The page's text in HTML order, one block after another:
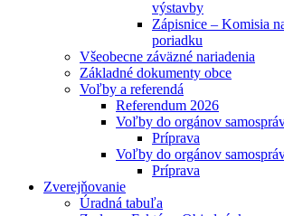
výstavby
Zápisnice – Komisia
poriadku
Všeobecne záväzné nariadenia
Základné dokumenty obce
Voľby a referendá
Referendum 2026
Voľby do orgánov
Príprava
Voľby do orgánov
Príprava
Zverejňovanie
Úradná tabuľa